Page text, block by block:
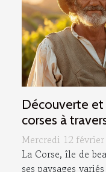
Découverte et
corses à
Mercredi 12
La Corse, île de
ses paysages